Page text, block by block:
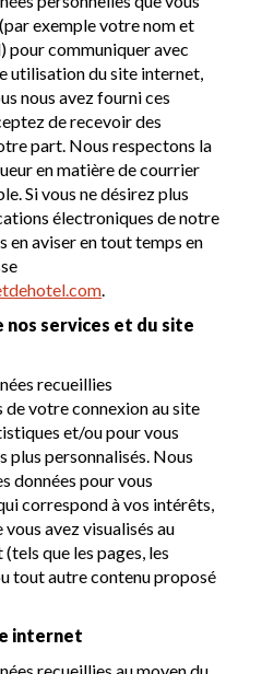
exemple votre nom et
pour communiquer avec
utilisation du site internet,
nous avez fourni ces
de recevoir des
part. Nous respectons la
en matière de courrier
Si vous ne désirez plus
électroniques de notre
en aviser en tout temps en
nos services et du site
recueillies
votre connexion au site
et/ou pour vous
plus personnalisés. Nous
données pour vous
correspond à vos intérêts,
avez visualisés au
que les pages, les
tout autre contenu proposé
internet
recueillies au moyen du